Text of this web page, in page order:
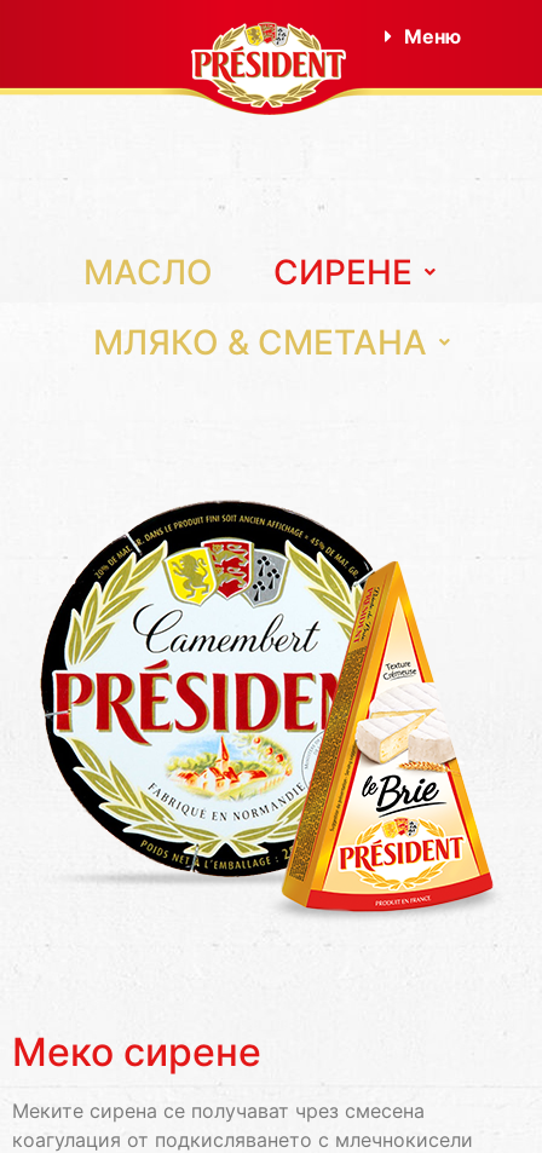
Меню
МАСЛО
СИРЕНЕ
МЛЯКО & СМЕТАНА
Меко сирене
Mеките сирена се получават чрез смесена
коагулация от подкисляването с млечнокисели